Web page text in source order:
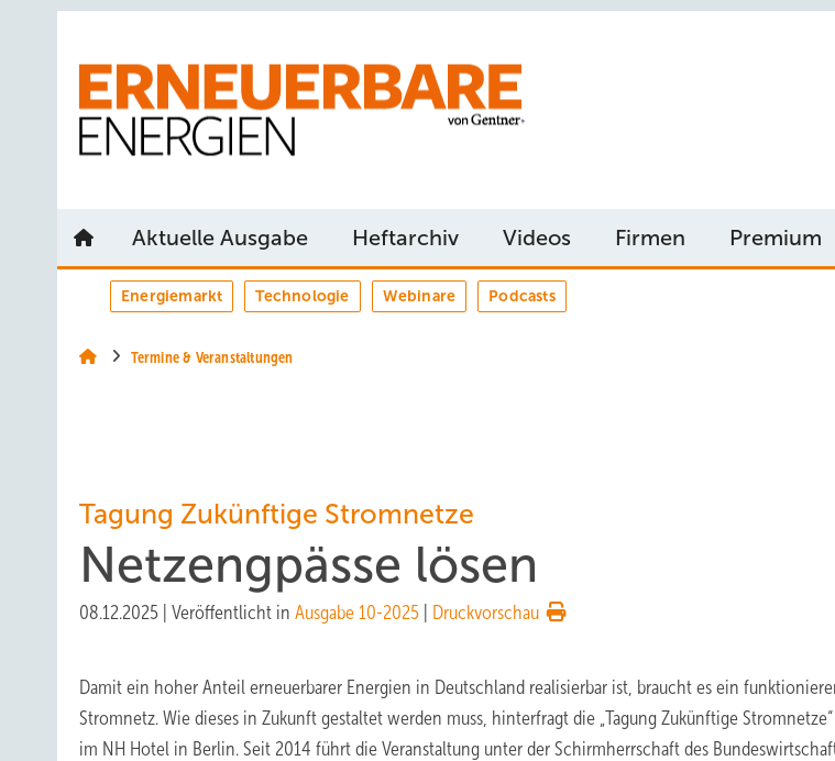
Aktuelle Ausgabe Heftarchiv Videos Firmen Premium
Energiemarkt Technologie Webinare Podcasts
Termine & Veranstaltungen
Tagung Zukünftige Stromnetze
Netzengpässe lösen
08.12.2025 Veröffentlicht in Ausgabe 10-2025 Druckvorschau
Damit ein hoher Anteil erneuerbarer Energien in Deutschland realisierbar ist, braucht es ein
Stromnetz. Wie dieses in Zukunft gestaltet werden muss, hinterfragt die „Tagung Zukünftige
im NH Hotel in Berlin. Seit 2014 führt die Veranstaltung unter der Schirmherrschaft des